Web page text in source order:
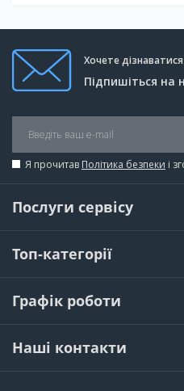
Хочете
Підпишіться на
Я прочитав Політика безпеки і
Послуги сервісу
Топ-категорії
Графік роботи
Наші контакти